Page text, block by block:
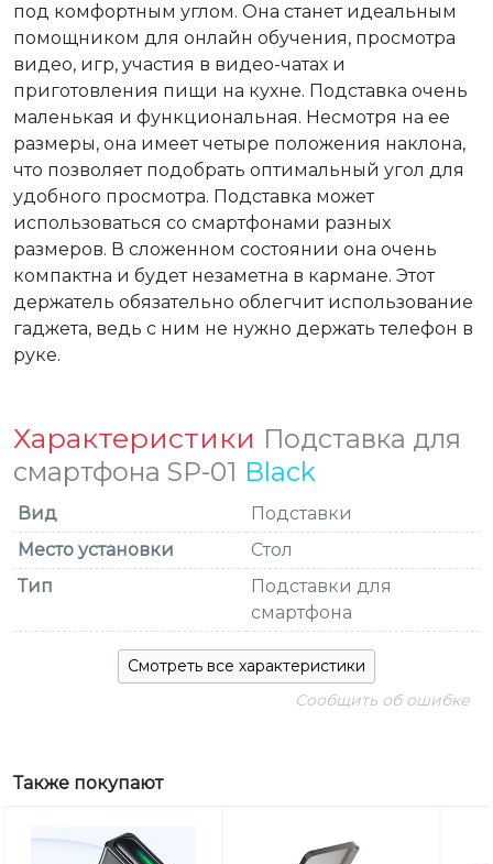
под комфортным углом. Она станет идеальным
помощником для онлайн обучения, просмотра
видео, игр, участия в видео-чатах и
приготовления пищи на кухне. Подставка очень
маленькая и функциональная. Несмотря на ее
размеры, она имеет четыре положения наклона,
что позволяет подобрать оптимальный угол для
удобного просмотра. Подставка может
использоваться со смартфонами разных
размеров. В сложенном состоянии она очень
компактна и будет незаметна в кармане. Этот
держатель обязательно облегчит использование
гаджета, ведь с ним не нужно держать телефон в
руке.
Характеристики Подставка для
смартфона SP-01 Black
Вид
Подставки
Место установки
Стол
Тип
Подставки для
смартфона
Смотреть все характеристики
Сообщить об ошибке
Также покупают